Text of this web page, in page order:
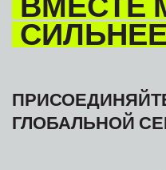
ГЛОБАЛЬНОЙ